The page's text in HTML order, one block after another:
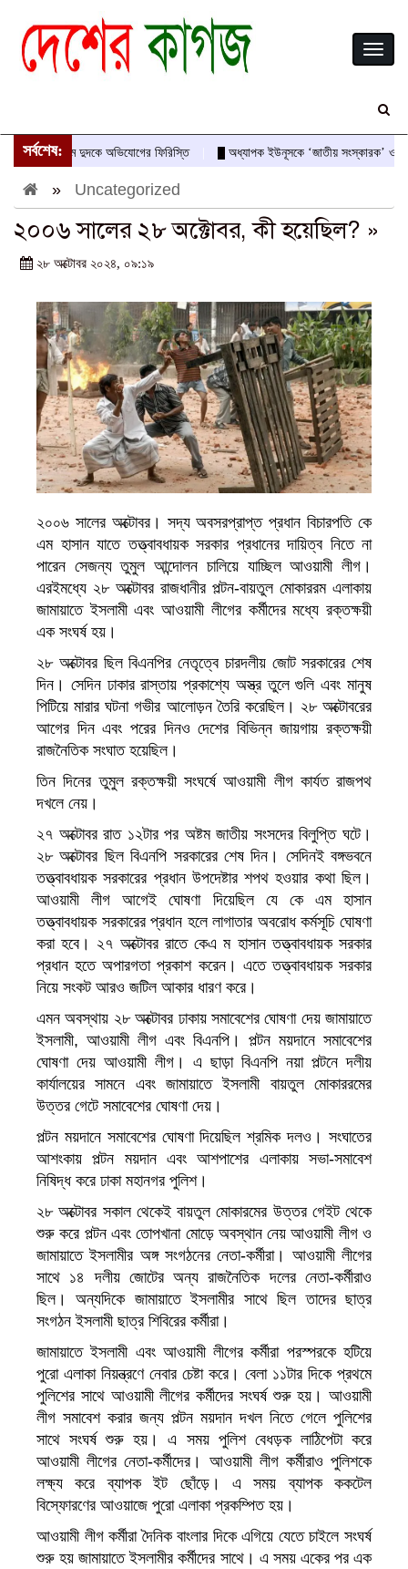
সর্বশেষ:
নামে দুদকে অভিযোগের ফিরিস্তি অধ্যাপক ইউনূসকে ‘জাতীয় সংস্কারক’ ও
» Uncategorized
২০০৬ সালের ২৮ অক্টোবর, কী হয়েছিল? »
২৮ অক্টোবর ২০২৪, ০৯:১৯
২০০৬ সালের অক্টোবর। সদ্য অবসরপ্রাপ্ত প্রধান বিচারপতি কে
এম হাসান যাতে তত্ত্বাবধায়ক সরকার প্রধানের দায়িত্ব নিতে না
পারেন সেজন্য তুমুল আন্দোলন চালিয়ে যাচ্ছিল আওয়ামী লীগ।
এরইমধ্যে ২৮ অক্টোবর রাজধানীর পল্টন-বায়তুল মোকাররম এলাকায়
জামায়াতে ইসলামী এবং আওয়ামী লীগের কর্মীদের মধ্যে রক্তক্ষয়ী
এক সংঘর্ষ হয়।
২৮ অক্টোবর ছিল বিএনপির নেতৃত্বে চারদলীয় জোট সরকারের শেষ
দিন। সেদিন ঢাকার রাস্তায় প্রকাশ্যে অস্ত্র তুলে গুলি এবং মানুষ
পিটিয়ে মারার ঘটনা গভীর আলোড়ন তৈরি করেছিল। ২৮ অক্টোবরের
আগের দিন এবং পরের দিনও দেশের বিভিন্ন জায়গায় রক্তক্ষয়ী
রাজনৈতিক সংঘাত হয়েছিল।
তিন দিনের তুমুল রক্তক্ষয়ী সংঘর্ষে আওয়ামী লীগ কার্যত রাজপথ
দখলে নেয়।
২৭ অক্টোবর রাত ১২টার পর অষ্টম জাতীয় সংসদের বিলুপ্তি ঘটে।
২৮ অক্টোবর ছিল বিএনপি সরকারের শেষ দিন। সেদিনই বঙ্গভবনে
তত্ত্বাবধায়ক সরকারের প্রধান উপদেষ্টার শপথ হওয়ার কথা ছিল।
আওয়ামী লীগ আগেই ঘোষণা দিয়েছিল যে কে এম হাসান
তত্ত্বাবধায়ক সরকারের প্রধান হলে লাগাতার অবরোধ কর্মসূচি ঘোষণা
করা হবে। ২৭ অক্টোবর রাতে কেএ ম হাসান তত্ত্বাবধায়ক সরকার
প্রধান হতে অপারগতা প্রকাশ করেন। এতে তত্ত্বাবধায়ক সরকার
নিয়ে সংকট আরও জটিল আকার ধারণ করে।
এমন অবস্থায় ২৮ অক্টোবর ঢাকায় সমাবেশের ঘোষণা দেয় জামায়াতে
ইসলামী, আওয়ামী লীগ এবং বিএনপি। পল্টন ময়দানে সমাবেশের
ঘোষণা দেয় আওয়ামী লীগ। এ ছাড়া বিএনপি নয়া পল্টনে দলীয়
কার্যালয়ের সামনে এবং জামায়াতে ইসলামী বায়তুল মোকাররমের
উত্তর গেটে সমাবেশের ঘোষণা দেয়।
পল্টন ময়দানে সমাবেশের ঘোষণা দিয়েছিল শ্রমিক দলও। সংঘাতের
আশংকায় পল্টন ময়দান এবং আশপাশের এলাকায় সভা-সমাবেশ
নিষিদ্ধ করে ঢাকা মহানগর পুলিশ।
২৮ অক্টোবর সকাল থেকেই বায়তুল মোকারমের উত্তর গেইট থেকে
শুরু করে পল্টন এবং তোপখানা মোড়ে অবস্থান নেয় আওয়ামী লীগ ও
জামায়াতে ইসলামীর অঙ্গ সংগঠনের নেতা-কর্মীরা। আওয়ামী লীগের
সাথে ১৪ দলীয় জোটের অন্য রাজনৈতিক দলের নেতা-কর্মীরাও
ছিল। অন্যদিকে জামায়াতে ইসলামীর সাথে ছিল তাদের ছাত্র
সংগঠন ইসলামী ছাত্র শিবিরের কর্মীরা।
জামায়াতে ইসলামী এবং আওয়ামী লীগের কর্মীরা পরস্পরকে হটিয়ে
পুরো এলাকা নিয়ন্ত্রণে নেবার চেষ্টা করে। বেলা ১১টার দিকে প্রথমে
পুলিশের সাথে আওয়ামী লীগের কর্মীদের সংঘর্ষ শুরু হয়। আওয়ামী
লীগ সমাবেশ করার জন্য পল্টন ময়দান দখল নিতে গেলে পুলিশের
সাথে সংঘর্ষ শুরু হয়। এ সময় পুলিশ বেধড়ক লাঠিপেটা করে
আওয়ামী লীগের নেতা-কর্মীদের। আওয়ামী লীগ কর্মীরাও পুলিশকে
লক্ষ্য করে ব্যাপক ইট ছোঁড়ে। এ সময় ব্যাপক ককটেল
বিস্ফোরণের আওয়াজে পুরো এলাকা প্রকম্পিত হয়।
আওয়ামী লীগ কর্মীরা দৈনিক বাংলার দিকে এগিয়ে যেতে চাইলে সংঘর্ষ
শুরু হয় জামায়াতে ইসলামীর কর্মীদের সাথে। এ সময় একের পর এক